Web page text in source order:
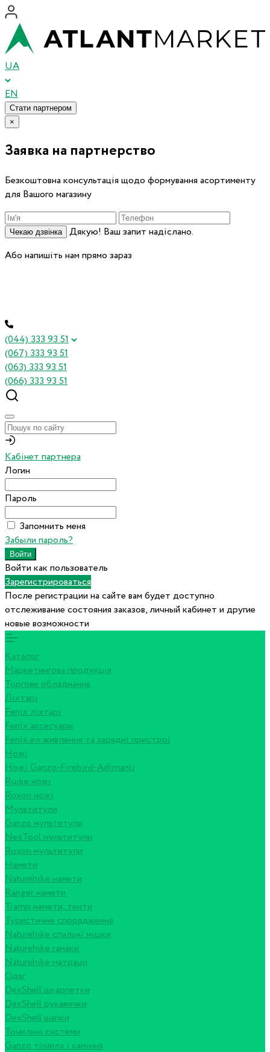
UA
EN
Стати партнером
×
Заявка на партнерство
Безкоштовна консультація щодо формування асортименту
для Вашого магазину
Чекаю дзвінка
Дякую! Ваш запит надіслано.
Або напишіть нам прямо зараз
(044) 333 93 51
(067) 333 93 51
(063) 333 93 51
(066) 333 93 51
Кабінет партнера
Логин
Пароль
Запомнить меня
Забыли пароль?
Войти как пользователь
Зарегистрироваться
После регистрации на сайте вам будет доступно
отслеживание состояния заказов, личный кабинет и другие
новые возможности
Каталог
Маркетингова продукція
Торгове обладнання
Ліхтарі
Fenix ліхтарі
Fenix аксесуари
Fenix ел живлення та зарядні пристрої
Ножі
Ножі Ganzo-Firebird-Adimanti
Ruike ножі
Roxon ножi
Мультитули
Ganzo мультитули
NexTool мультитули
Roxon мультитули
Намети
Naturehike намети
Ranger намети
Tramp намети, тенти
Туристичне спорядження
Naturehike спальні мішки
Naturehike гамаки
Naturehike матраци
Одяг
DexShell шкарпетки
DexShell рукавички
DexShell шапки
Точильні системи
Ganzo точила і каміння